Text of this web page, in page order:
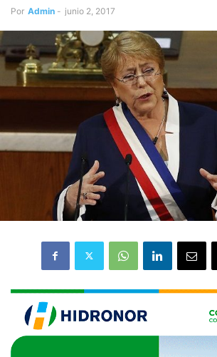
Por Admin - junio 2, 2017